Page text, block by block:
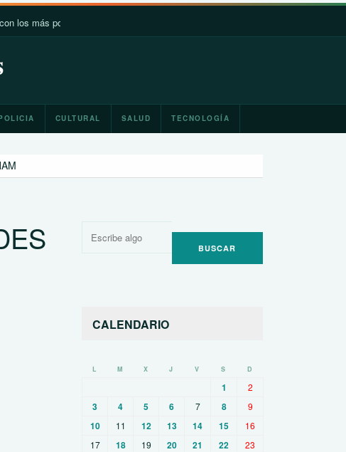
y débiles
CULTURAL SALUD TECNOLOGÍA
Buscar
CALENDARIO
L M X J V S D
1 2
3 4 5 6 7 8 9
10 11 12 13 14 15
16
17
18 19 20 21 22
23